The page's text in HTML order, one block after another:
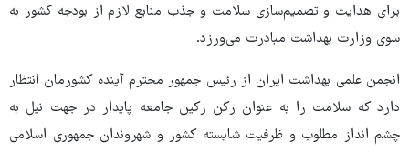
برای هدایت و تصمیم‌سازی سلامت و جذب منابع لازم از بودجه کشور به
سوی وزارت بهداشت مبادرت می‌ورزد.
انجمن علمی بهداشت ایران از رئیس جمهور محترم آینده کشورمان انتظار
دارد که سلامت را به عنوان رکن رکین جامعه پایدار در جهت نیل به
چشم انداز مطلوب و ظرفیت شایسته کشور و شهروندان جمهوری اسلامی